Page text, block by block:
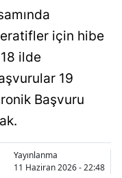
için hibe
ilde
19
Başvuru
Yayınlanma
11 Haziran 2026 - 22:48